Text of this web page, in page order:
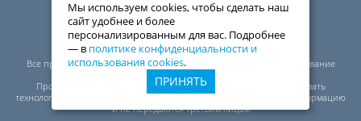
109044,Россия,Москва,
ул. Воронцовская, д. 20,
2-й подъезд, 1-ый этаж
© ООО «Трэвелмарт сервис», 1999—2026
Все права защищены. Перепечатка, полное или частичное копирование
Проект ЭдуТрэвел (EduTravel) оставляет за собой право использовать
технологию «cookies». «Cookies» не содержат конфиденциальную информацию
и не передаются третьим лицам
Мы используем cookies, чтобы сделать наш
сайт удобнее и более
персонализированным для вас. Подробнее
— в политике конфиденциальности и
использования cookies.
ПРИНЯТЬ